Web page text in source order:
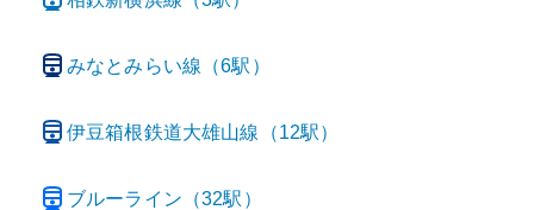
みなとみらい線 （6駅）
伊豆箱根鉄道大雄山線 （12駅）
ブルーライン （32駅）